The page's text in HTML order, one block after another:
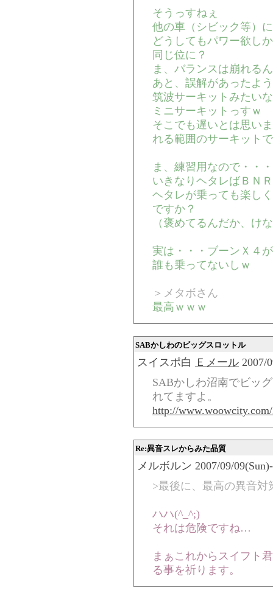
そうっすねぇ
他の車（シビック等）
どうしてもパワー欲し
同じ位に？
ま、バランスは崩れる
あと、誤解があったよ
筑波サーキットみたい
ミニサーキットっすｗ
そこでも遅いとは思い
れる範囲のサーキット
ま、練習用なので・・・
いきなりヘタレばＢＮ
ヘタレが乗っても楽し
ですか？
（褒めてるんだか、け
実は・・・ブーンＸ４
誰も乗ってないしｗ
＞メタボさん
最高ｗｗｗ
SABかしわのビッグスロットル
スイスポ白 Ｅメール 2007/
SABかしわ沼南でビッ
れてますよ。
http://
Re:異音スレからみた品質
メルボルン 2007/09/
>最後に、最高の異音対
ハハ(^_^;)
それは危険ですね…
まぁこれからスイフト
る事を祈ります。